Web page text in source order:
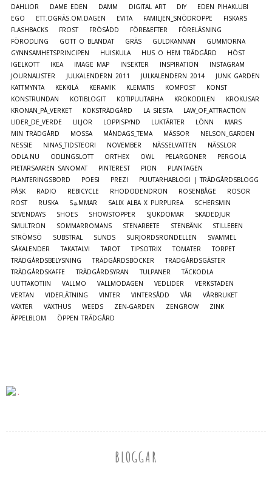
DAHLIOR
DAME EDEN DAMM DIGITAL ART DIY
EDEN PIHAKLUBI
EGO
ETT.OGRÄS.OM.DAGEN EVITA FAMILJEN_SNÖDROPPE
FISKARS
FLASHBACKS
FROST FRÖSÅDD FÖRE&EFTER
FÖRELÄSNING
FÖRODLING
GOTT O BLANDAT GRÄS GULDKANNAN
GUMMORNA
GYNNSAMHETSPRINCIPEN
HUISKULA HUS O HEM TRÄDGÅRD
HÖST
IGELKOTT
IKEA IMAGE MAP INSEKTER INSPIRATION
INSTAGRAM
JOURNALISTER
JULKALENDERN 2011 JULKALENDERN 2014
JUNK GARDEN
KATTMYNTA
KEKKILÄ KERAMIK KLEMATIS KOMPOST
KONST
KONSTRUNDAN
KOTIBLOGIT KOTIPUUTARHA KROKODILEN
KROKUSAR
KRONAN_PÅ_VERKET
KÖKSTRÄDGÅRD LA SIESTA
LAW_OF_ATTRACTION
LIDER_DE_VERDE
LILJOR LOPPISFYND LUKTÄRTER LÖNN
MARS
MIN TRÄDGÅRD
MOSSA MÅNDAGS_TEMA MÄSSOR
NELSON_GARDEN
NESSIE
NINAS_TIDSTEORI NOVEMBER NÄSSELVATTEN
NÄSSLOR
ODLA.NU
ODLINGSLOTT ORTHEX OWL PELARGONER
PERGOLA
PIETARSAAREN SANOMAT
PINTEREST PION
PLANTAGEN
PLANTERINGSBORD
POESI PREZI
PUUTARHABLOGI | TRÄDGÅRDSBLOGG
PÅSK
RADIO REBICYCLE RHODODENDRON ROSENBÅGE
ROSOR
ROST
RUSKA S☼MMAR SALIX ALBA X PURPUREA
SCHERSMIN
SEVENDAYS
SHOES SHOWSTOPPER SJUKDOMAR
SKADEDJUR
SMULTRON
SOMMARROMANS STENARBETE STENBÄNK
STILLEBEN
STRÖMSÖ
SUBSTRAL SUNDS SURJORDSRONDELLEN
SVAMMEL
SÅKALENDER
TAKATALVI TAROT TIPSOTRIX TOMATER
TORPET
TRÄDGÅRDSBELYSNING
TRÄDGÅRDSBÖCKER
TRÄDGÅRDSGÄSTER
TRÄDGÅRDSKAFFE
TRÄDGÅRDSYRAN TULPANER
TÄCKODLA
UUTTAKOTIIN
VALLMO VALLMODAGEN VEDLIDER
VERKSTADEN
VERTAN
VIDEFLÄTNING VINTER VINTERSÅDD VÅR
VÅRBRUKET
VÄXTER
VÄXTHUS WEEDS ZEN-GARDEN ZENGROW
ZINK
ÄPPELBLOM
ÖPPEN TRÄDGÅRD
BLOGGAR